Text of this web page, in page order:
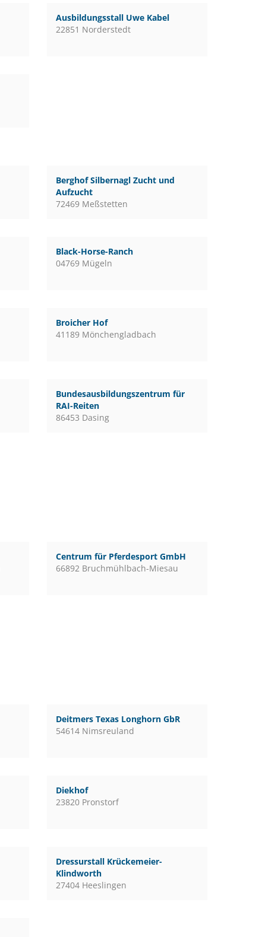
Ausbildungsstall Uwe Kabel
22851 Norderstedt
Berghof Silbernagl Zucht und
Aufzucht
72469 Meßstetten
Black-Horse-Ranch
04769 Mügeln
Broicher Hof
41189 Mönchengladbach
Bundesausbildungszentrum für
RAI-Reiten
86453 Dasing
Centrum für Pferdesport GmbH
66892 Bruchmühlbach-Miesau
Deitmers Texas Longhorn GbR
54614 Nimsreuland
Diekhof
23820 Pronstorf
Dressurstall Krückemeier-
Klindworth
27404 Heeslingen